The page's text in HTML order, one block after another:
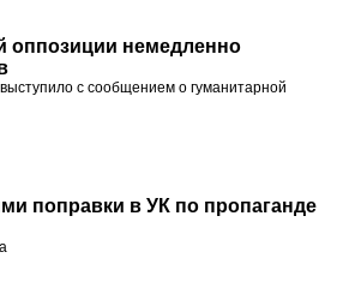
оппозиции немедленно
с сообщением о гуманитарной
поправки в УК по пропаганде